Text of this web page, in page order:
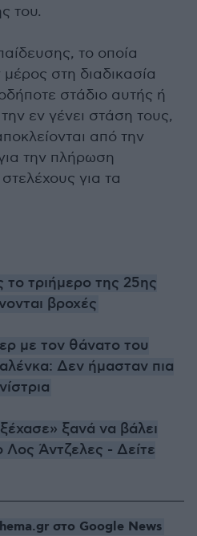
του.
το οποία
στη διαδικασία
στάδιο αυτής ή
εν γένει στάση τους,
από την
την πλήρωση
για τα
τριήμερο της 25ης
βροχές
με τον θάνατο του
Δεν ήμασταν πια
ξανά να βάλει
Λος Άντζελες - Δείτε
στο Google News